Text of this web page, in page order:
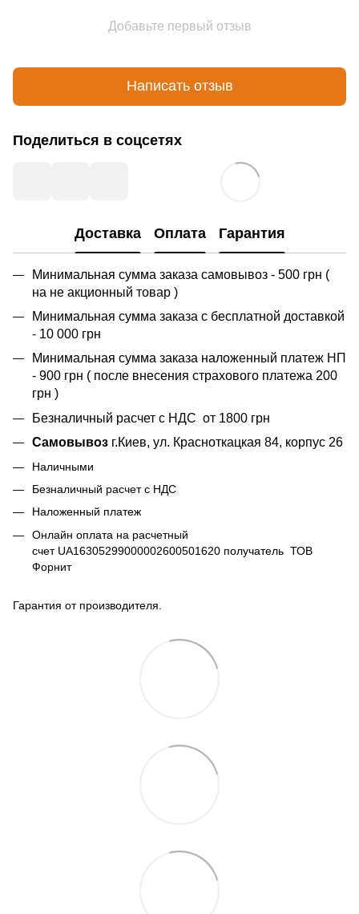
Добавьте первый отзыв
Написать отзыв
Поделиться в соцсетях
Доставка Оплата Гарантия
Минимальная сумма заказа самовывоз - 500 грн (
на не акционный товар )
Минимальная сумма заказа с бесплатной доставкой
- 10 000 грн
Минимальная сумма заказа наложенный платеж НП
- 900 грн ( после внесения страхового платежа 200
грн )
Безналичный расчет с НДС от 1800 грн
Самовывоз г.Киев, ул. Красноткацкая 84, корпус 26
Наличными
Безналичный расчет с НДС
Наложенный платеж
Онлайн оплата на расчетный
счет UA16305299000002600501620 получатель ТОВ
Форнит
Гарантия от производителя.